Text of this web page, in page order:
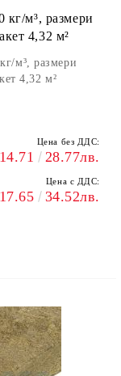
м³, размери
4,32 м²
м³, размери
4,32 м²
Цена без ДДС:
28.77лв.
Цена с ДДС:
34.52лв.